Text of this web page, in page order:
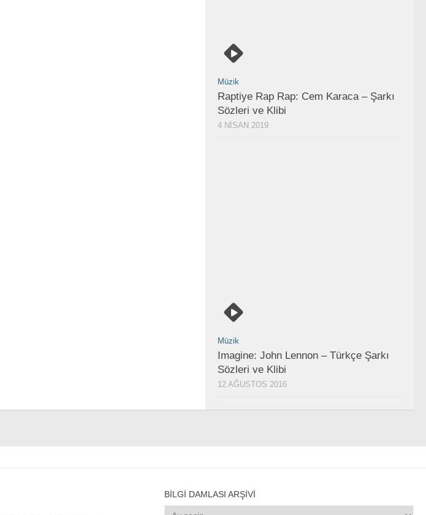
Müzik
Raptiye Rap Rap: Cem Karaca – Şarkı
Sözleri ve Klibi
4 NISAN 2019
Müzik
Imagine: John Lennon – Türkçe Şarkı
Sözleri ve Klibi
12 AĞUSTOS 2016
BILGI DAMLASI ARŞIVI
Bilgi